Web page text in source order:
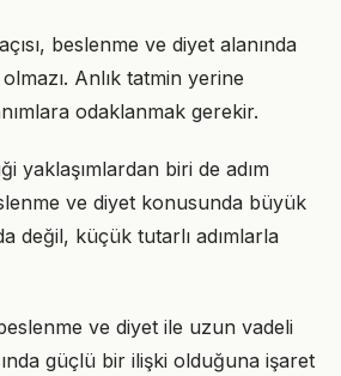
beslenme ve diyet alanında
Anlık tatmin yerine
odaklanmak gerekir.
yaklaşımlardan biri de adım
ve diyet konusunda büyük
değil, küçük tutarlı adımlarla
ve diyet ile uzun vadeli
güçlü bir ilişki olduğuna işaret